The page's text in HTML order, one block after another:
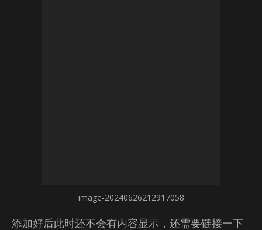
image-20240626212917058
添加好后此时还不会有内容显示，还需要链接一下